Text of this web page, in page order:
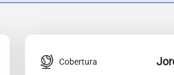
Cobertura